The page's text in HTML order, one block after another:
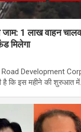
1 लाख वाहन
मिलेगा
Development
है कि इस महीने की शुरुआत